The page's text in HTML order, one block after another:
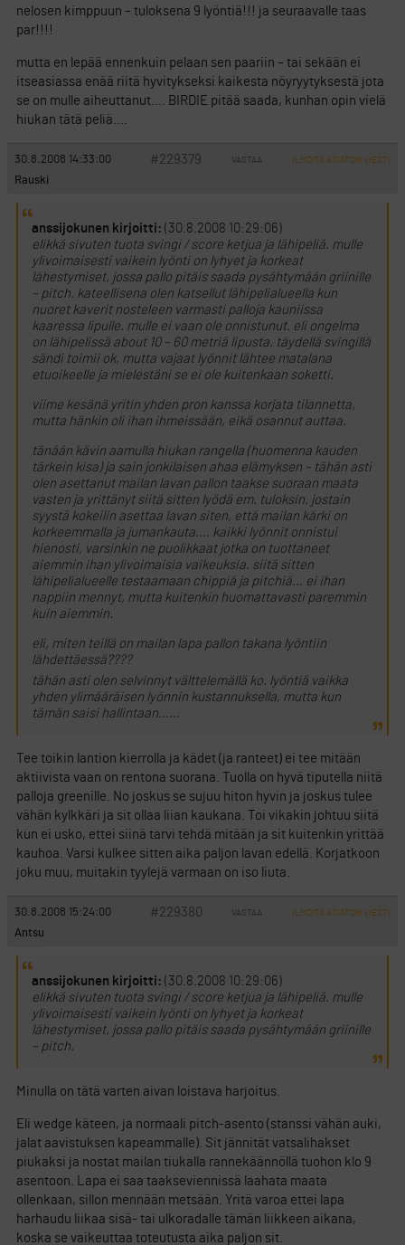
nelosen kimppuun – tuloksena 9 lyöntiä!!! ja seuraavalle taas
par!!!!
mutta en lepää ennenkuin pelaan sen paariin – tai sekään ei
itseasiassa enää riitä hyvitykseksi kaikesta nöyryytyksestä jota
se on mulle aiheuttanut…. BIRDIE pitää saada, kunhan opin vielä
hiukan tätä peliä….
30.8.2008 14:33:00 #229379 VASTAA ILMOITA ASIATON VIESTI
Rauski
anssijokunen kirjoitti: (30.8.2008 10:29:06)
elikkä sivuten tuota svingi / score ketjua ja lähipeliä. mulle
ylivoimaisesti vaikein lyönti on lyhyet ja korkeat
lähestymiset, jossa pallo pitäis saada pysähtymään griinille
– pitch. kateellisena olen katsellut lähipelialueella kun
nuoret kaverit nosteleen varmasti palloja kauniissa
kaaressa lipulle. mulle ei vaan ole onnistunut. eli ongelma
on lähipelissä about 10 – 60 metriä lipusta. täydellä svingillä
sändi toimii ok, mutta vajaat lyönnit lähtee matalana
etuoikeelle ja mielestäni se ei ole kuitenkaan soketti.
viime kesänä yritin yhden pron kanssa korjata tilannetta,
mutta hänkin oli ihan ihmeissään, eikä osannut auttaa.
tänään kävin aamulla hiukan rangella (huomenna kauden
tärkein kisa) ja sain jonkilaisen ahaa elämyksen – tähän asti
olen asettanut mailan lavan pallon taakse suoraan maata
vasten ja yrittänyt siitä sitten lyödä em. tuloksin. jostain
syystä kokeilin asettaa lavan siten, että mailan kärki on
korkeemmalla ja jumankauta…. kaikki lyönnit onnistui
hienosti, varsinkin ne puolikkaat jotka on tuottaneet
aiemmin ihan ylivoimaisia vaikeuksia. siitä sitten
lähipelialueelle testaamaan chippiä ja pitchiä… ei ihan
nappiin mennyt, mutta kuitenkin huomattavasti paremmin
kuin aiemmin.
eli, miten teillä on mailan lapa pallon takana lyöntiin
lähdettäessä????
tähän asti olen selvinnyt välttelemällä ko. lyöntiä vaikka
yhden ylimääräisen lyönnin kustannuksella, mutta kun
tämän saisi hallintaan……
Tee toikin lantion kierrolla ja kädet (ja ranteet) ei tee mitään
aktiivista vaan on rentona suorana. Tuolla on hyvä tiputella niitä
palloja greenille. No joskus se sujuu hiton hyvin ja joskus tulee
vähän kylkkäri ja sit ollaa liian kaukana. Toi vikakin johtuu siitä
kun ei usko, ettei siinä tarvi tehdä mitään ja sit kuitenkin yrittää
kauhoa. Varsi kulkee sitten aika paljon lavan edellä. Korjatkoon
joku muu, muitakin tyylejä varmaan on iso liuta.
30.8.2008 15:24:00 #229380 VASTAA ILMOITA ASIATON VIESTI
Antsu
anssijokunen kirjoitti: (30.8.2008 10:29:06)
elikkä sivuten tuota svingi / score ketjua ja lähipeliä. mulle
ylivoimaisesti vaikein lyönti on lyhyet ja korkeat
lähestymiset, jossa pallo pitäis saada pysähtymään griinille
– pitch.
Minulla on tätä varten aivan loistava harjoitus.
Eli wedge käteen, ja normaali pitch-asento (stanssi vähän auki,
jalat aavistuksen kapeammalle). Sit jännität vatsalihakset
piukaksi ja nostat mailan tiukalla rannekäännöllä tuohon klo 9
asentoon. Lapa ei saa taakseviennissä laahata maata
ollenkaan, sillon mennään metsään. Yritä varoa ettei lapa
harhaudu liikaa sisä- tai ulkoradalle tämän liikkeen aikana,
koska se vaikeuttaa toteutusta aika paljon sit.